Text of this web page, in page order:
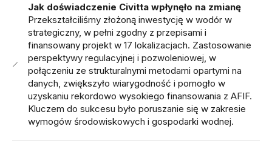
Jak doświadczenie Civitta wpłynęło na zmianę
Przekształciliśmy złożoną inwestycję w wodór w
strategiczny, w pełni zgodny z przepisami i
finansowany projekt w 17 lokalizacjach. Zastosowanie
perspektywy regulacyjnej i pozwoleniowej, w
połączeniu ze strukturalnymi metodami opartymi na
danych, zwiększyło wiarygodność i pomogło w
uzyskaniu rekordowo wysokiego finansowania z AFIF.
Kluczem do sukcesu było poruszanie się w zakresie
wymogów środowiskowych i gospodarki wodnej.